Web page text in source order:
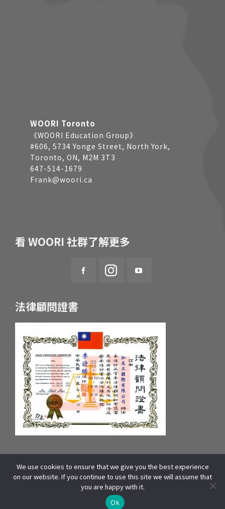
WOORI Toronto
《WOORI Education Group》
#606, 5734 Yonge Street, North York,
Toronto, ON, M2M 3T3
647-514-1679
Frank@woori.ca
看 WOORI 社群了解更多
法律顧問證書
統一編號：55657233 府產業商字第：10659607600號
COPYRIGHT © 2025 WOORI EDUCATION GROUP. ALL RIGHTS
RESERVED | 本站資源包含影像、文字皆來自WOORI 加拿大總部,版權所有]
THIS SITE IS PROTECTED BY RECAPTCHA AND THE GOOGLE
TERMS OF SERVICE
We use cookies to ensure that we give you the best experience
on our website. If you continue to use this site we will assume that
you are happy with it.
Ok
線上諮詢